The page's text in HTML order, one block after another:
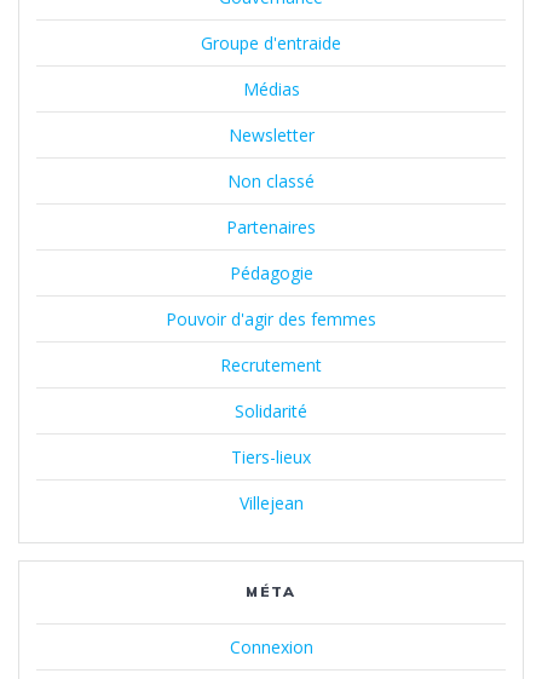
Groupe d'entraide
Médias
Newsletter
Non classé
Partenaires
Pédagogie
Pouvoir d'agir des femmes
Recrutement
Solidarité
Tiers-lieux
Villejean
MÉTA
Connexion